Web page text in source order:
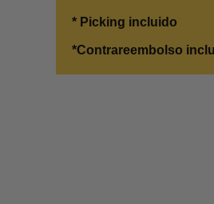
* Picking incluido
*Contrareembolso